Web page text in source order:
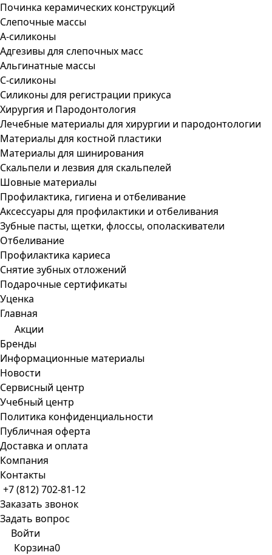
Починка керамических конструкций
Слепочные массы
А-силиконы
Адгезивы для слепочных масс
Альгинатные массы
С-силиконы
Силиконы для регистрации прикуса
Хирургия и Пародонтология
Лечебные материалы для хирургии и пародонтологии
Материалы для костной пластики
Материалы для шинирования
Скальпели и лезвия для скальпелей
Шовные материалы
Профилактика, гигиена и отбеливание
Аксессуары для профилактики и отбеливания
Зубные пасты, щетки, флоссы, ополаскиватели
Отбеливание
Профилактика кариеса
Снятие зубных отложений
Подарочные сертификаты
Уценка
Главная
Акции
Бренды
Информационные материалы
Новости
Сервисный центр
Учебный центр
Политика конфиденциальности
Публичная оферта
Доставка и оплата
Компания
Контакты
+7 (812) 702-81-12
Заказать звонок
Задать вопрос
Войти
Корзина0